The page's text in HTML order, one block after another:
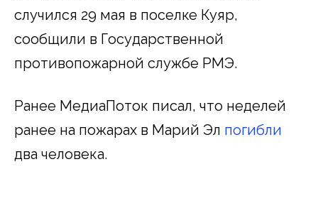
случился 29 мая в поселке Куяр,
сообщили в Государственной
противопожарной службе РМЭ.
Ранее МедиаПоток писал, что неделей
ранее на пожарах в Марий Эл погибли
два человека.